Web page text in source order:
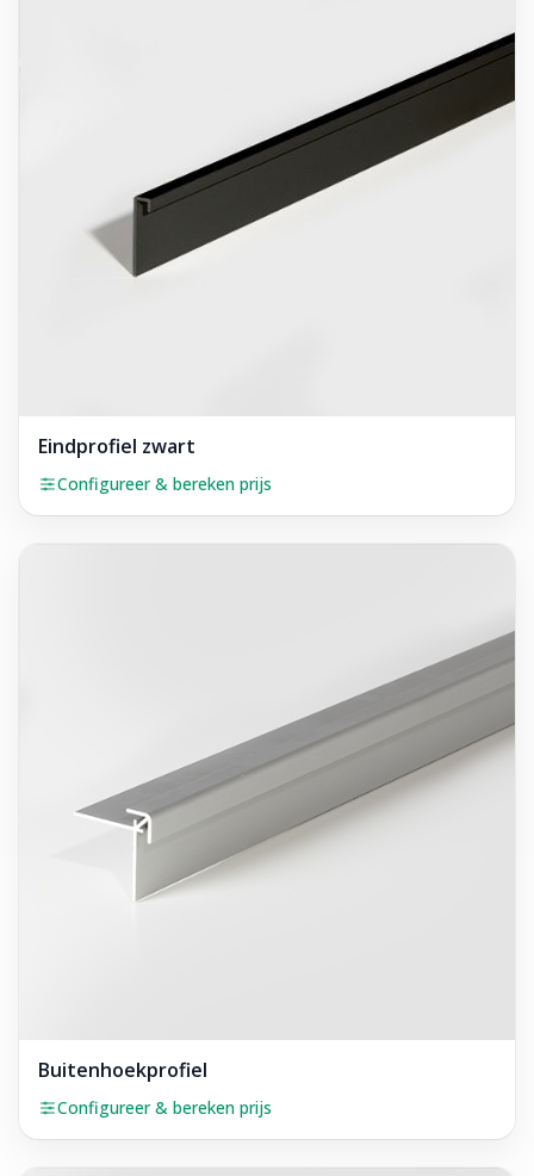
Eindprofiel zwart
Configureer & bereken prijs
Buitenhoekprofiel
Configureer & bereken prijs